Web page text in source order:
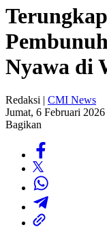
Nyawa di
Redaksi | CMI News
Jumat, 6 Februari
Bagikan